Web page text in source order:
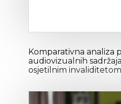
Komparativna analiza
audiovizualnih
osjetilnim invaliditetom